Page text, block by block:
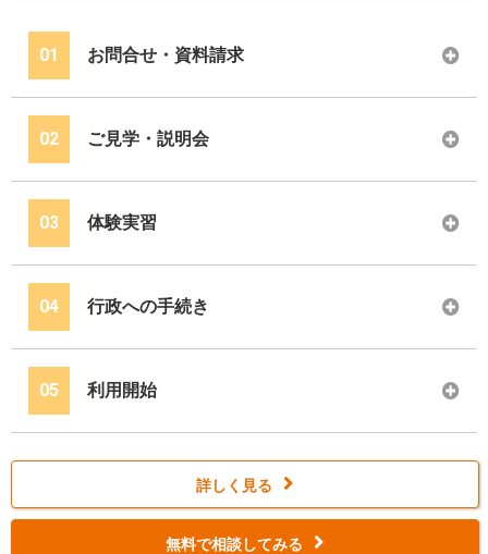
01 お問合せ・資料請求
02 ご見学・説明会
03 体験実習
04 行政への手続き
05 利用開始
詳しく見る
無料で相談してみる